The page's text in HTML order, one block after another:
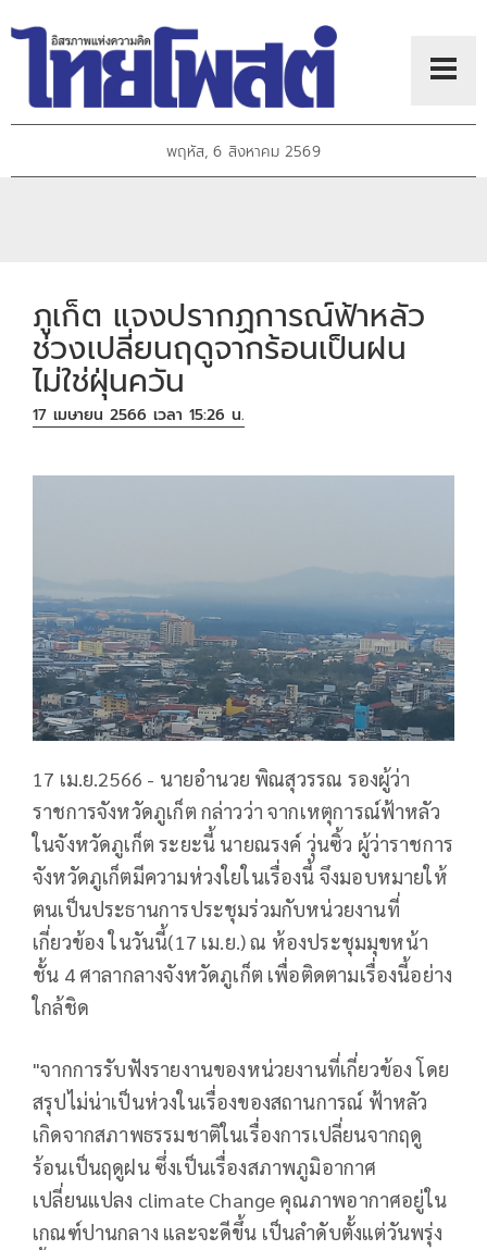
พฤหัส, 6 สิงหาคม 2569
ภูเก็ต แจงปรากฏการณ์ฟ้าหลัว
ช่วงเปลี่ยนฤดูจากร้อนเป็นฝน
ไม่ใช่ฝุ่นควัน
17 เมษายน 2566 เวลา 15:26 น.
17 เม.ย.2566 - นายอำนวย พิณสุวรรณ รองผู้ว่า
ราชการจังหวัดภูเก็ต กล่าวว่า จากเหตุการณ์ฟ้าหลัว
ในจังหวัดภูเก็ต ระยะนี้ นายณรงค์ วุ่นซิ้ว ผู้ว่าราชการ
จังหวัดภูเก็ตมีความห่วงใยในเรื่องนี้ จึงมอบหมายให้
ตนเป็นประธานการประชุมร่วมกับหน่วยงานที่
เกี่ยวข้อง ในวันนี้(17 เม.ย.) ณ ห้องประชุมมุขหน้า
ชั้น 4 ศาลากลางจังหวัดภูเก็ต เพื่อติดตามเรื่องนี้อย่าง
ใกล้ชิด
"จากการรับฟังรายงานของหน่วยงานที่เกี่ยวข้อง โดย
สรุปไม่น่าเป็นห่วงในเรื่องของสถานการณ์ ฟ้าหลัว
เกิดจากสภาพธรรมชาติในเรื่องการเปลี่ยนจากฤดู
ร้อนเป็นฤดูฝน ซึ่งเป็นเรื่องสภาพภูมิอากาศ
เปลี่ยนแปลง climate Change คุณภาพอากาศอยู่ใน
เกณฑ์ปานกลาง และจะดีขึ้น เป็นลำดับตั้งแต่วันพรุ่ง